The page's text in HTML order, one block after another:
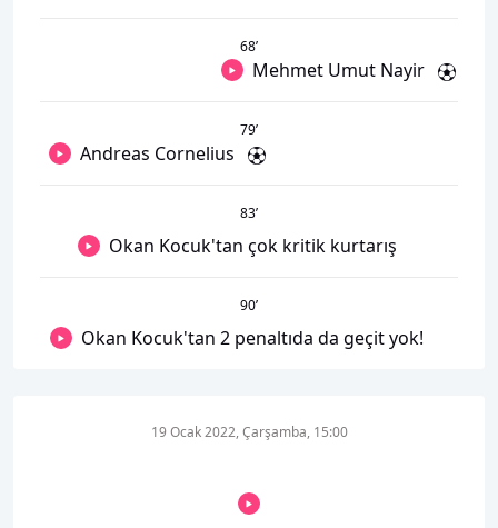
68’
Mehmet Umut Nayir
79’
Andreas Cornelius
83’
Okan Kocuk'tan çok kritik kurtarış
90’
Okan Kocuk'tan 2 penaltıda da geçit yok!
19 Ocak 2022, Çarşamba, 15:00